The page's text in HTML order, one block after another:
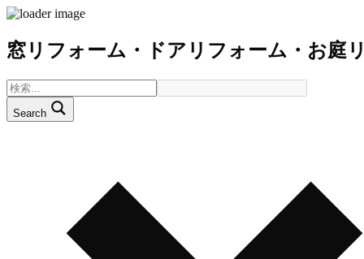
窓リフォーム・ドアリフォーム・お庭
Search